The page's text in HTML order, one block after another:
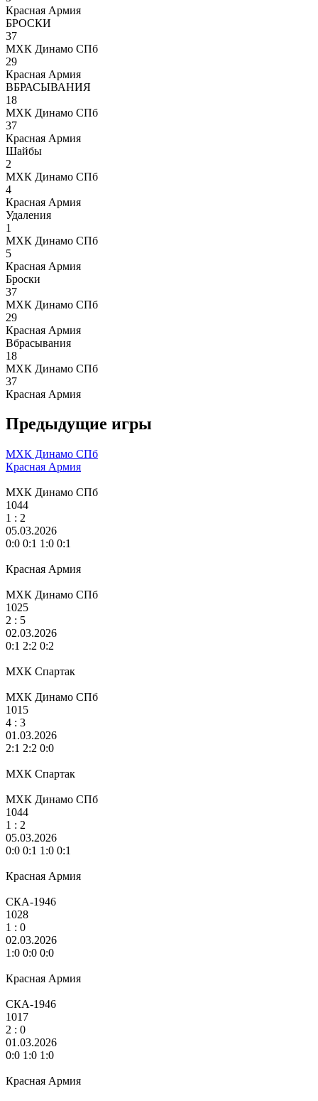
Красная Армия
БРОСКИ
37
МХК Динамо СПб
29
Красная Армия
ВБРАСЫВАНИЯ
18
МХК Динамо СПб
37
Красная Армия
Шайбы
2
МХК Динамо СПб
4
Красная Армия
Удаления
1
МХК Динамо СПб
5
Красная Армия
Броски
37
МХК Динамо СПб
29
Красная Армия
Вбрасывания
18
МХК Динамо СПб
37
Красная Армия
Предыдущие игры
МХК Динамо СПб
Красная Армия
МХК Динамо СПб
1044
1 : 2
05.03.2026
0:0 0:1 1:0 0:1
Красная Армия
МХК Динамо СПб
1025
2 : 5
02.03.2026
0:1 2:2 0:2
МХК Спартак
МХК Динамо СПб
1015
4 : 3
01.03.2026
2:1 2:2 0:0
МХК Спартак
МХК Динамо СПб
1044
1 : 2
05.03.2026
0:0 0:1 1:0 0:1
Красная Армия
СКА-1946
1028
1 : 0
02.03.2026
1:0 0:0 0:0
Красная Армия
СКА-1946
1017
2 : 0
01.03.2026
0:0 1:0 1:0
Красная Армия